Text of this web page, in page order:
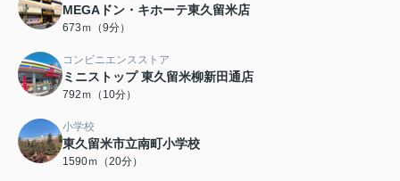
MEGAドン・キホーテ東久留米店
673ｍ（9分）
コンビニエンスストア
ミニストップ 東久留米柳新田通店
792ｍ（10分）
小学校
東久留米市立南町小学校
1590ｍ（20分）